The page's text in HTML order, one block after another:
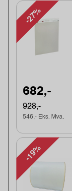
-27%
682,-
928,-
546,- Eks. Mva.
-19%